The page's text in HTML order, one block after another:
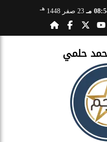
مـ 23 صفر 1448 هـ
حلمي